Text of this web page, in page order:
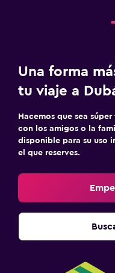
Una forma
tu viaje a
Hacemos que sea
con los amigos o la
disponible para su uso
el que reserves.